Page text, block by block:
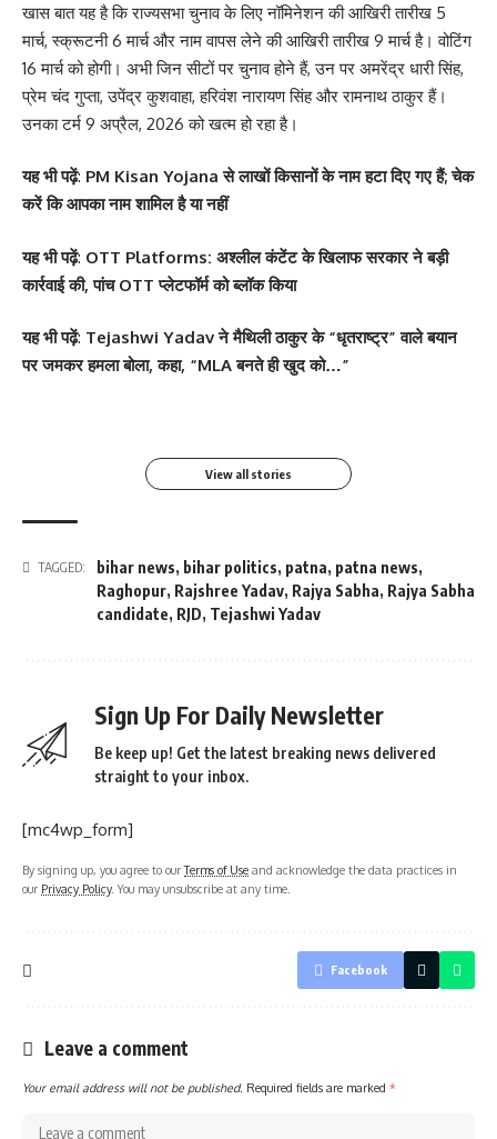
खास बात यह है कि राज्यसभा चुनाव के लिए नॉमिनेशन की आखिरी तारीख 5
मार्च, स्क्रूटनी 6 मार्च और नाम वापस लेने की आखिरी तारीख 9 मार्च है। वोटिंग
16 मार्च को होगी। अभी जिन सीटों पर चुनाव होने हैं, उन पर अमरेंद्र धारी सिंह,
प्रेम चंद गुप्ता, उपेंद्र कुशवाहा, हरिवंश नारायण सिंह और रामनाथ ठाकुर हैं।
उनका टर्म 9 अप्रैल, 2026 को खत्म हो रहा है।
यह भी पढ़ें: PM Kisan Yojana से लाखों किसानों के नाम हटा दिए गए हैं; चेक
करें कि आपका नाम शामिल है या नहीं
यह भी पढ़ें: OTT Platforms: अश्लील कंटेंट के खिलाफ सरकार ने बड़ी
कार्रवाई की, पांच OTT प्लेटफॉर्म को ब्लॉक किया
यह भी पढ़ें: Tejashwi Yadav ने मैथिली ठाकुर के “धृतराष्ट्र” वाले बयान
पर जमकर हमला बोला, कहा, “MLA बनते ही खुद को…”
सोनम कपूर ने शर्ट के बटन
खोलकर बेबी बंप फ्लॉन्ट किया
श्वेता तिवारी ने सोशल मीडिया
पर फिर लगाई आग, फोटो तेजी
से Viral
Salman Khan की बर्थडे
पार्टी में लगा सितारों का मेला,
श्वेता तिवारी ने सोशल मीडिया
पर लगाई आग फोटो वायरल
View all stories
TAGGED: bihar news, bihar politics, patna, patna news,
Raghopur, Rajshree Yadav, Rajya Sabha, Rajya Sabha
candidate, RJD, Tejashwi Yadav
Sign Up For Daily Newsletter
Be keep up! Get the latest breaking news delivered
straight to your inbox.
[mc4wp_form]
By signing up, you agree to ourTerms of Use and acknowledge the data practices in
our Privacy Policy. You may unsubscribe at any time.
Facebook
Leave a comment
Your email address will not be published. Required fields are marked *